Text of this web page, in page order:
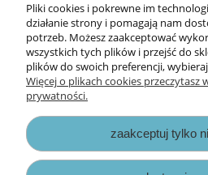
Opłaty i koszty
Zapisy
Pliki cookies i pokrewne im
działanie strony i pomagają nam
potrzeb. Możesz zaakceptować
wszystkich tych plików i przejść do
plików do swoich preferencji,
Więcej o plikach cookies przeczytasz
prywatności.
zaakceptuj tylko